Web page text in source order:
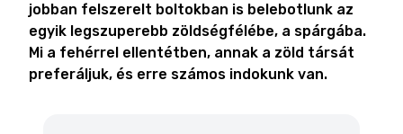
jobban felszerelt boltokban is belebotlunk az
egyik legszuperebb zöldségfélébe, a spárgába.
Mi a fehérrel ellentétben, annak a zöld társát
preferáljuk, és erre számos indokunk van.